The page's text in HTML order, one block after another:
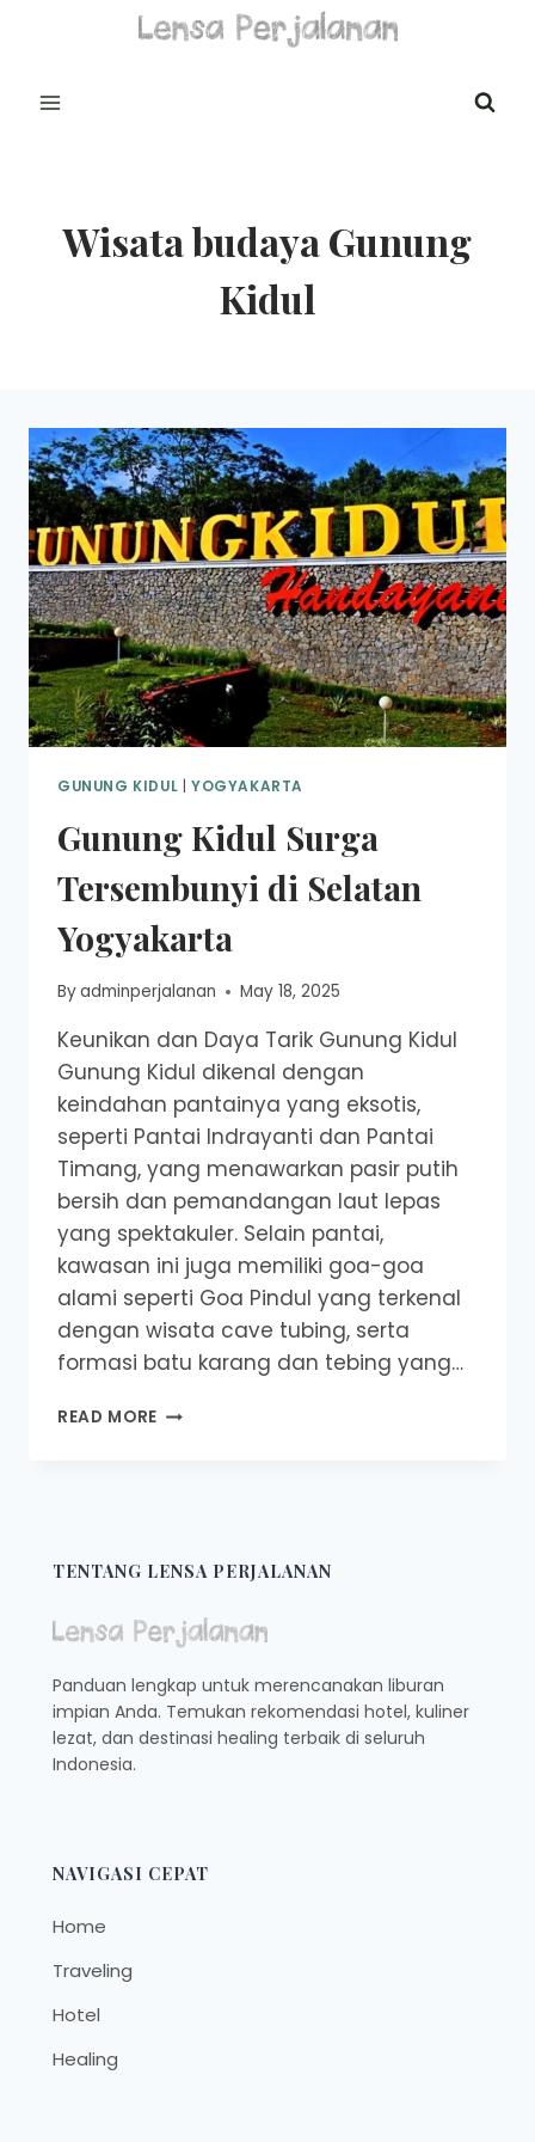
Wisata budaya Gunung
Kidul
GUNUNG KIDUL YOGYAKARTA
Gunung Kidul Surga
Tersembunyi di Selatan
Yogyakarta
Byadminperjalanan May 18, 2025
Keunikan dan Daya Tarik Gunung Kidul
Gunung Kidul dikenal dengan
keindahan pantainya yang eksotis,
seperti Pantai Indrayanti dan Pantai
Timang, yang menawarkan pasir putih
bersih dan pemandangan laut lepas
yang spektakuler. Selain pantai,
kawasan ini juga memiliki goa-goa
alami seperti Goa Pindul yang terkenal
dengan wisata cave tubing, serta
formasi batu karang dan tebing yang…
READ MORE GUNUNG
YOGYAKARTA
TENTANG LENSA PERJALANAN
Panduan lengkap untuk merencanakan liburan
impian Anda. Temukan rekomendasi hotel, kuliner
lezat, dan destinasi healing terbaik di seluruh
Indonesia.
NAVIGASI CEPAT
Home
Traveling
Hotel
Healing